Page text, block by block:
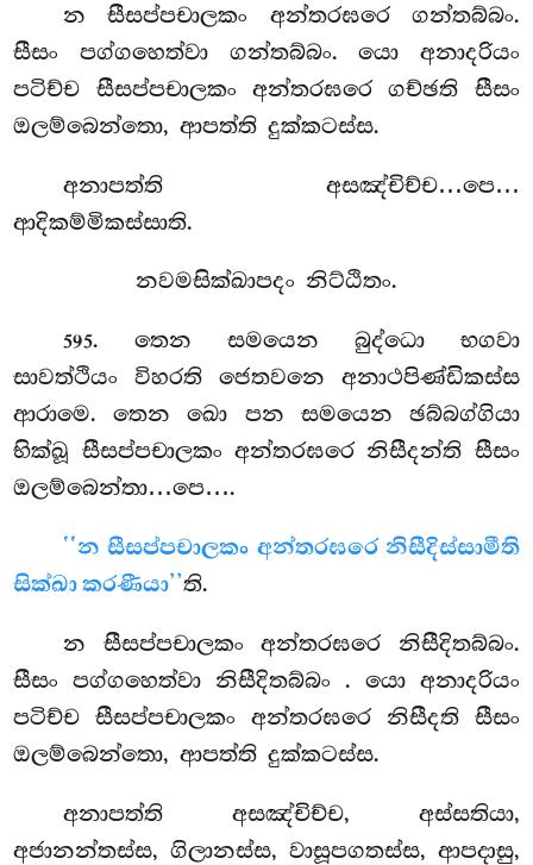
න සීසප්පචාලකං අන්තරඝරෙ ගන්තබ්බං.
සීසං පග්ගහෙත්වා ගන්තබ්බං. යො අනාදරියං
පටිච්ච සීසප්පචාලකං අන්තරඝරෙ ගච්ඡති සීසං
ඔලම්බෙන්තො, ආපත්ති දුක්කටස්ස.
අනාපත්ති අසඤ්චිච්ච…පෙ…
ආදිකම්මිකස්සාති.
නවමසික්ඛාපදං නිට්ඨිතං.
595. තෙන සමයෙන බුද්ධො භගවා
සාවත්ථියං විහරති ජෙතවනෙ අනාථපිණ්ඩිකස්ස
ආරාමෙ. තෙන ඛො පන සමයෙන ඡබ්බග්ගියා
භික්ඛූ සීසප්පචාලකං අන්තරඝරෙ නිසීදන්ති සීසං
ඔලම්බෙන්තා…පෙ….
‘‘න සීසප්පචාලකං අන්තරඝරෙ නිසීදිස්සාමීති
සික්ඛා කරණීයා’’ති.
න සීසප්පචාලකං අන්තරඝරෙ නිසීදිතබ්බං.
සීසං පග්ගහෙත්වා නිසීදිතබ්බං . යො අනාදරියං
පටිච්ච සීසප්පචාලකං අන්තරඝරෙ නිසීදති සීසං
ඔලම්බෙන්තො, ආපත්ති දුක්කටස්ස.
අනාපත්ති අසඤ්චිච්ච, අස්සතියා,
අජානන්තස්ස, ගිලානස්ස, වාසූපගතස්ස, ආපදාසු,